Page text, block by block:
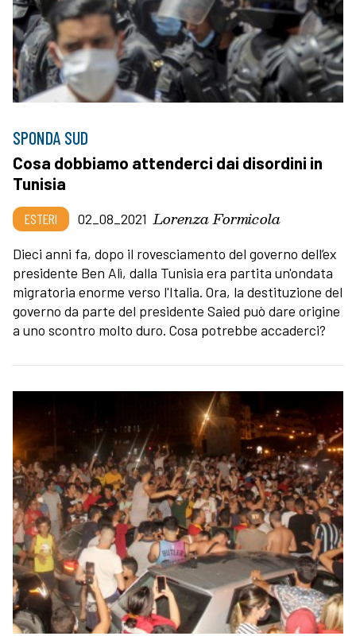
SPONDA SUD
Cosa dobbiamo attenderci dai disordini in
Tunisia
ESTERI 02_08_2021 Lorenza Formicola
Dieci anni fa, dopo il rovesciamento del governo dell’ex
presidente Ben Alì, dalla Tunisia era partita un'ondata
migratoria enorme verso l'Italia. Ora, la destituzione del
governo da parte del presidente Saied può dare origine
a uno scontro molto duro. Cosa potrebbe accaderci?